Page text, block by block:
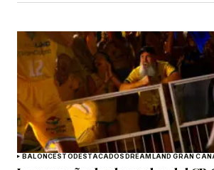
BALONCESTODESTACADOSDREAMLAND GRAN